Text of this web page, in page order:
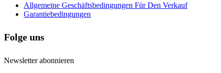
Allgemeine Geschäftsbedingungen Für Den Verkauf
Garantiebedingungen
Folge uns
Newsletter abonnieren